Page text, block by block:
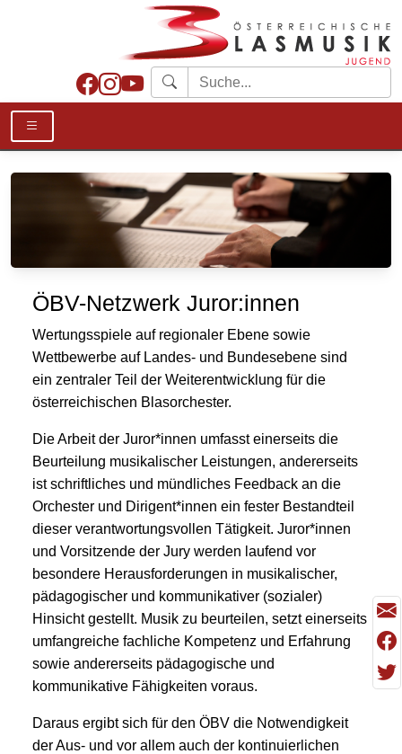
ÖBV-Netzwerk Juror:innen
Wertungsspiele auf regionaler Ebene sowie
Wettbewerbe auf Landes- und Bundesebene sind
ein zentraler Teil der Weiterentwicklung für die
österreichischen Blasorchester.
Die Arbeit der Juror*innen umfasst einerseits die
Beurteilung musikalischer Leistungen, andererseits
ist schriftliches und mündliches Feedback an die
Orchester und Dirigent*innen ein fester Bestandteil
dieser verantwortungsvollen Tätigkeit. Juror*innen
und Vorsitzende der Jury werden laufend vor
besondere Herausforderungen in musikalischer,
pädagogischer und kommunikativer (sozialer)
Hinsicht gestellt. Musik zu beurteilen, setzt einerseits
umfangreiche fachliche Kompetenz und Erfahrung
sowie andererseits pädagogische und
kommunikative Fähigkeiten voraus.
Daraus ergibt sich für den ÖBV die Notwendigkeit
der Aus- und vor allem auch der kontinuierlichen